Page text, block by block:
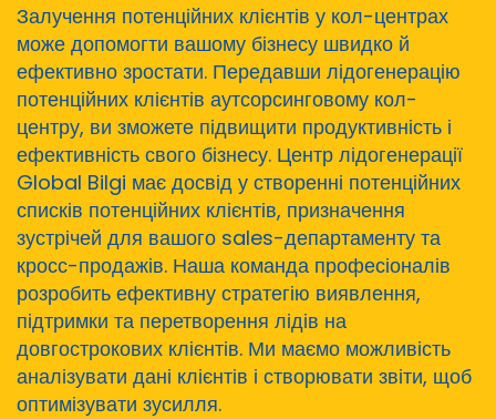
Залучення потенційних клієнтів у кол-центрах
може допомогти вашому бізнесу швидко й
ефективно зростати. Передавши лідогенерацію
потенційних клієнтів аутсорсинговому кол-
центру, ви зможете підвищити продуктивність і
ефективність свого бізнесу. Центр лідогенерації
Global Bilgi має досвід у створенні потенційних
списків потенційних клієнтів, призначення
зустрічей для вашого sales-департаменту та
кросс-продажів. Наша команда професіоналів
розробить ефективну стратегію виявлення,
підтримки та перетворення лідів на
довгострокових клієнтів. Ми маємо можливість
аналізувати дані клієнтів і створювати звіти, щоб
оптимізувати зусилля.